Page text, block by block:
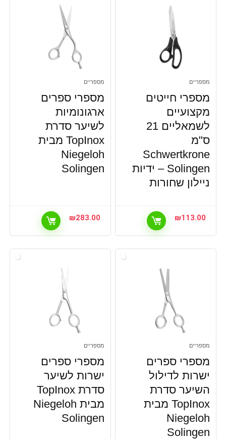
מספריים
מספרי חייטים
מקצועיים
לשמאליים 21
ס"מ
Schwertkrone
Solingen – ידיות
ניילון שחורות
₪113.00
מספריים
מספרי ספרים
ארגונומיות
לשיער סדרת
TopInox מבית
Niegeloh
Solingen
₪283.00
מספריים
מספרי ספרים
ישרות לדילול
השיער סדרת
TopInox מבית
Niegeloh
Solingen
מספריים
מספרי ספרים
ישרות לשיער
סדרת TopInox
מבית Niegeloh
Solingen